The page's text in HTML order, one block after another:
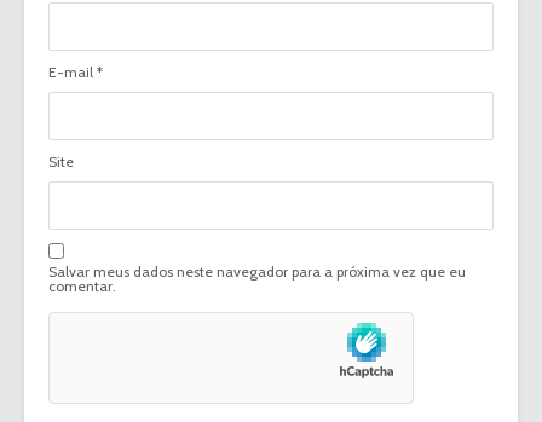
E-mail *
Site
Salvar meus dados neste navegador para a próxima vez que eu
comentar.